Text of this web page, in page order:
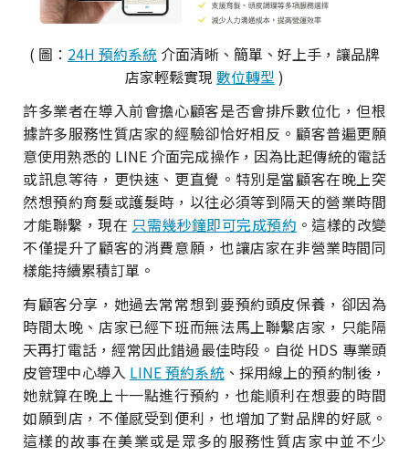
( 圖： 24H 預約系統 介面清晰、簡單、好上手，讓品牌
店家輕鬆實現 數位轉型)
許多業者在導入前會擔心顧客是否會排斥數位化，但根
據許多服務性質店家的經驗卻恰好相反。顧客普遍更願
意使用熟悉的 LINE 介面完成操作，因為比起傳統的電話
或訊息等待，更快速、更直覺。特別是當顧客在晚上突
然想預約育髮或護髮時，以往必須等到隔天的營業時間
才能聯繫，現在 只需幾秒鐘即可完成預約 。這樣的改變
不僅提升了顧客的消費意願，也讓店家在非營業時間同
樣能持續累積訂單。
有顧客分享，她過去常常想到要預約頭皮保養，卻因為
時間太晚、店家已經下班而無法馬上聯繫店家，只能隔
天再打電話，經常因此錯過最佳時段。自從 HDS 專業頭
皮管理中心導入 LINE 預約系統、採用線上的預約制後，
她就算在晚上十一點進行預約，也能順利在想要的時間
如願到店，不僅感受到便利，也增加了對品牌的好感。
這樣的故事在美業或是眾多的服務性質店家中並不少